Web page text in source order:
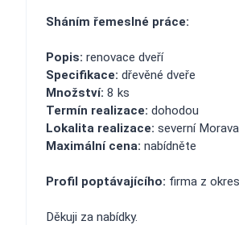
Sháním řemeslné práce:
Popis: renovace dveří
Specifikace: dřevěné dveře
Množství: 8 ks
Termín realizace: dohodou
Lokalita realizace: severní Morava
Maximální cena: nabídněte
Profil poptávajícího: firma z
Děkuji za nabídky.